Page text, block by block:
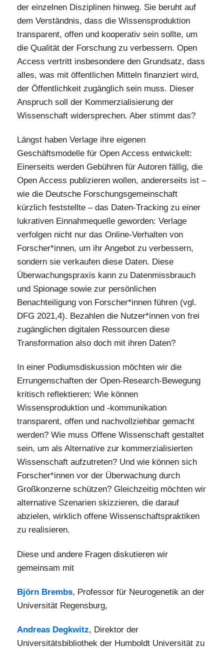
der einzelnen Disziplinen hinweg. Sie beruht auf
dem Verständnis, dass die Wissensproduktion
transparent, offen und kooperativ sein sollte, um
die Qualität der Forschung zu verbessern. Open
Access vertritt insbesondere den Grundsatz, dass
alles, was mit öffentlichen Mitteln finanziert wird,
der Öffentlichkeit zugänglich sein muss. Dieser
Anspruch soll der Kommerzialisierung der
Wissenschaft widersprechen. Aber stimmt das?
Längst haben Verlage ihre eigenen
Geschäftsmodelle für Open Access entwickelt:
Einerseits werden Gebühren für Autoren fällig, die
Open Access publizieren wollen, andererseits ist –
wie die Deutsche Forschungsgemeinschaft
kürzlich feststellte – das Daten-Tracking zu einer
lukrativen Einnahmequelle geworden: Verlage
verfolgen nicht nur das Online-Verhalten von
Forscher*innen, um ihr Angebot zu verbessern,
sondern sie verkaufen diese Daten. Diese
Überwachungspraxis kann zu Datenmissbrauch
und Spionage sowie zur persönlichen
Benachteiligung von Forscher*innen führen (vgl.
DFG 2021,4). Bezahlen die Nutzer*innen von frei
zugänglichen digitalen Ressourcen diese
Transformation also doch mit ihren Daten?
In einer Podiumsdiskussion möchten wir die
Errungenschaften der Open-Research-Bewegung
kritisch reflektieren: Wie können
Wissensproduktion und -kommunikation
transparent, offen und nachvollziehbar gemacht
werden? Wie muss Offene Wissenschaft gestaltet
sein, um als Alternative zur kommerzialisierten
Wissenschaft aufzutreten? Und wie können sich
Forscher*innen vor der Überwachung durch
Großkonzerne schützen? Gleichzeitig möchten wir
alternative Szenarien skizzieren, die darauf
abzielen, wirklich offene Wissenschaftspraktiken
zu realisieren.
Diese und andere Fragen diskutieren wir
gemeinsam mit
Björn Brembs, Professor für Neurogenetik an der
Universität Regensburg,
Andreas Degkwitz, Direktor der
Universitätsbibliothek der Humboldt Universität zu